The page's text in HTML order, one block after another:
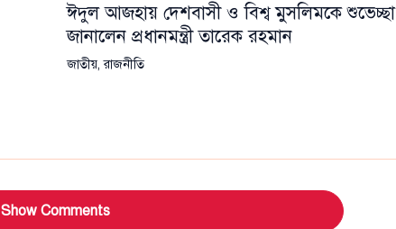
ঈদুল আজহায় দেশবাসী ও বিশ্ব মুসলিমকে শুভেচ্ছা
জানালেন প্রধানমন্ত্রী তারেক রহমান
জাতীয়,রাজনীতি
Show Comments